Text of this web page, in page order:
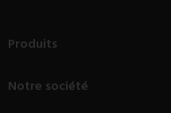
Produits
Notre société